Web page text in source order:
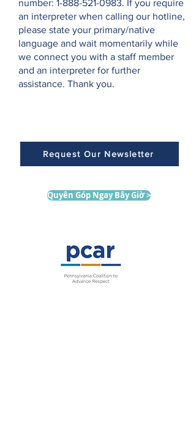
number: 1-888-521-0983. If you require
an interpreter when calling our hotline,
please state your primary/native
language and wait momentarily while
we connect you with a staff member
and an interpreter for further
assistance. Thank you.
Request Our Newsletter
Quyên Góp Ngay Bây Giờ >